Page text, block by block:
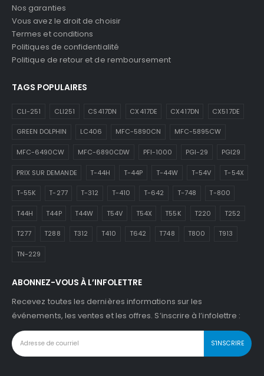
Nos garanties
Vous avez le droit de choisir
Termes et conditions
Politiques de confidentialité
Politique de retour et de remboursement
TAGS POPULAIRES
CLI-251 CLI251 CS417DN CX417DE CX417DN CX517DE
GREEN DOLPHIN LC406 MFC-5890CN MFC-5895CW
MFC-6490CW MFC-6890CDW PFI-1000 PGI-29 PGI29
PRIX SUR DEMANDE T-44H T-44P T-44W T-54V T-54X
T-55K T-277 T-312 T-410 T-642 T-748 T-800
T44H T44P T44W T54V T54X T55K T220 T252
T277 T288 T312 T410 T642 T748 T800 T913
TN-229
ABONNEZ-VOUS À L’INFOLETTRE
Recevez toutes les dernières informations sur les
événements, les ventes et les offres. S’inscrire à l’infolettre :